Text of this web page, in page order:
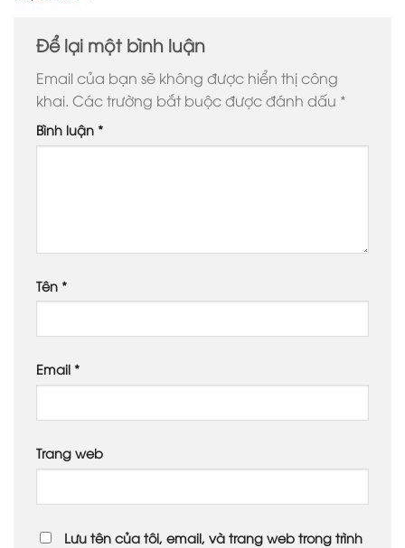
Để lại một bình luận
Email của bạn sẽ không được hiển thị công
khai. Các trường bắt buộc được đánh dấu *
Bình luận *
Tên *
Email *
Trang web
Lưu tên của tôi, email, và trang web trong trình